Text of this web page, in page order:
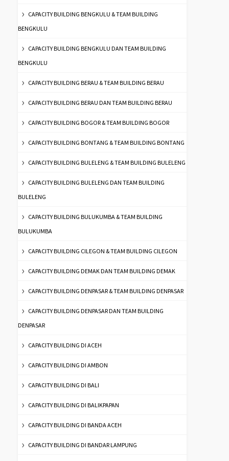
CAPACITY BUILDING BENGKULU & TEAM BUILDING
BENGKULU
CAPACITY BUILDING BENGKULU DAN TEAM BUILDING
BENGKULU
CAPACITY BUILDING BERAU & TEAM BUILDING BERAU
CAPACITY BUILDING BERAU DAN TEAM BUILDING BERAU
CAPACITY BUILDING BOGOR & TEAM BUILDING BOGOR
CAPACITY BUILDING BONTANG & TEAM BUILDING BONTANG
CAPACITY BUILDING BULELENG & TEAM BUILDING BULELENG
CAPACITY BUILDING BULELENG DAN TEAM BUILDING
BULELENG
CAPACITY BUILDING BULUKUMBA & TEAM BUILDING
BULUKUMBA
CAPACITY BUILDING CILEGON & TEAM BUILDING CILEGON
CAPACITY BUILDING DEMAK DAN TEAM BUILDING DEMAK
CAPACITY BUILDING DENPASAR & TEAM BUILDING DENPASAR
CAPACITY BUILDING DENPASAR DAN TEAM BUILDING
DENPASAR
CAPACITY BUILDING DI ACEH
CAPACITY BUILDING DI AMBON
CAPACITY BUILDING DI BALI
CAPACITY BUILDING DI BALIKPAPAN
CAPACITY BUILDING DI BANDA ACEH
CAPACITY BUILDING DI BANDAR LAMPUNG